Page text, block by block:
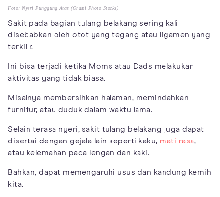
Foto: Nyeri Punggung Atas (Orami Photo Stocks)
Sakit pada bagian tulang belakang sering kali
disebabkan oleh otot yang tegang atau ligamen yang
terkilir.
Ini bisa terjadi ketika Moms atau Dads melakukan
aktivitas yang tidak biasa.
Misalnya membersihkan halaman, memindahkan
furnitur, atau duduk dalam waktu lama.
Selain terasa nyeri, sakit tulang belakang juga dapat
disertai dengan gejala lain seperti kaku, mati rasa,
atau kelemahan pada lengan dan kaki.
Bahkan, dapat memengaruhi usus dan kandung kemih
kita.